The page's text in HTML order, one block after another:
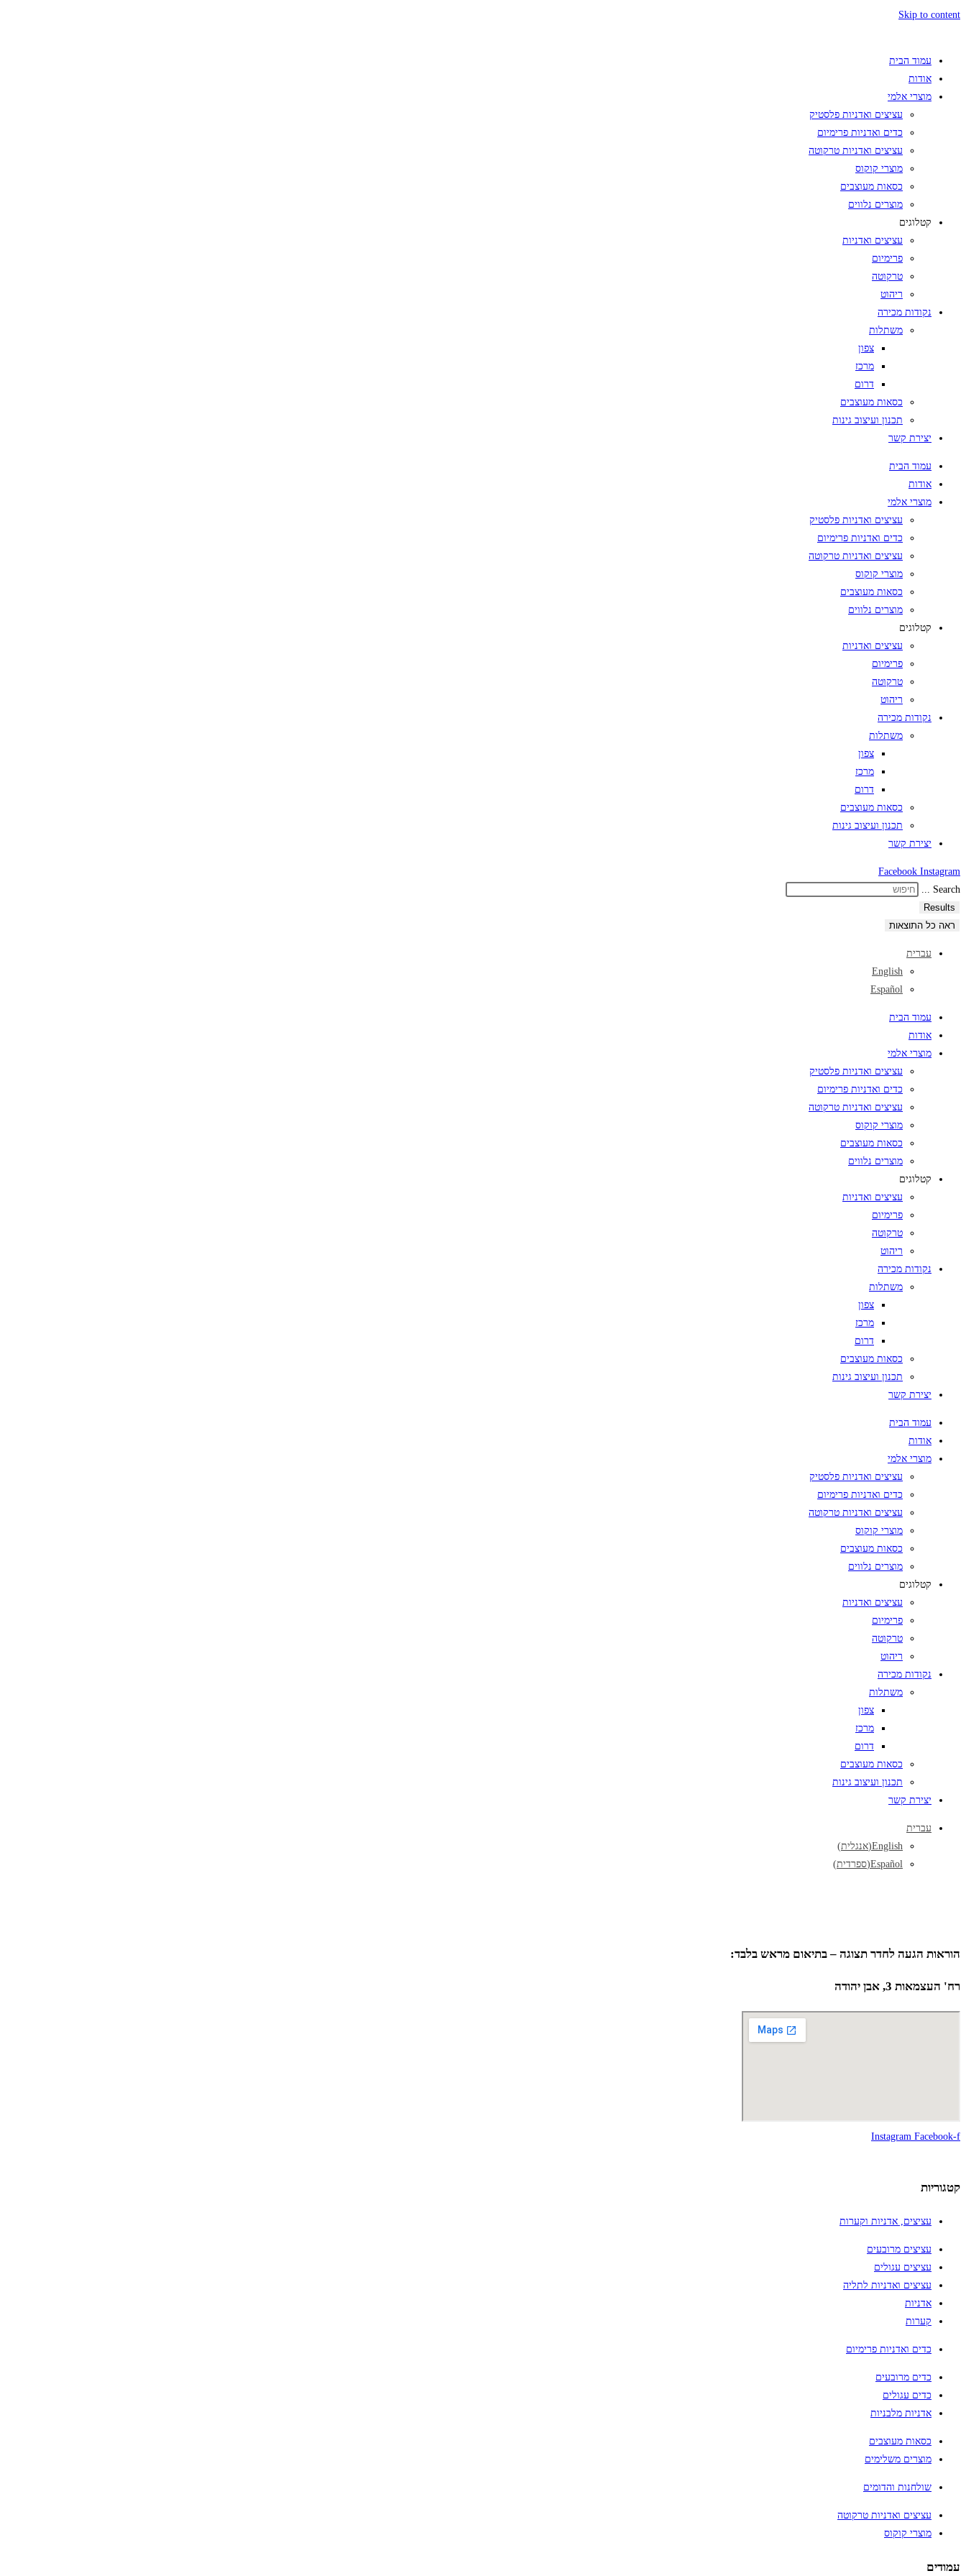
Skip to content
עמוד הבית
אודות
מוצרי אלמי
עציצים ואדניות פלסטיק
כדים ואדניות פרימיום
עציצים ואדניות טרקוטה
מוצרי קוקוס
כסאות מעוצבים
מוצרים נלווים
קטלוגים
עציצים ואדניות
פרימיום
טרקוטה
ריהוט
נקודות מכירה
משתלות
צפון
מרכז
דרום
כסאות מעוצבים
תכנון ועיצוב גינות
יצירת קשר
עמוד הבית
אודות
מוצרי אלמי
עציצים ואדניות פלסטיק
כדים ואדניות פרימיום
עציצים ואדניות טרקוטה
מוצרי קוקוס
כסאות מעוצבים
מוצרים נלווים
קטלוגים
עציצים ואדניות
פרימיום
טרקוטה
ריהוט
נקודות מכירה
משתלות
צפון
מרכז
דרום
כסאות מעוצבים
תכנון ועיצוב גינות
יצירת קשר
Facebook Instagram
Search ...
Results
ראה כל התוצאות
עברית
English
Español
עמוד הבית
אודות
מוצרי אלמי
עציצים ואדניות פלסטיק
כדים ואדניות פרימיום
עציצים ואדניות טרקוטה
מוצרי קוקוס
כסאות מעוצבים
מוצרים נלווים
קטלוגים
עציצים ואדניות
פרימיום
טרקוטה
ריהוט
נקודות מכירה
משתלות
צפון
מרכז
דרום
כסאות מעוצבים
תכנון ועיצוב גינות
יצירת קשר
עמוד הבית
אודות
מוצרי אלמי
עציצים ואדניות פלסטיק
כדים ואדניות פרימיום
עציצים ואדניות טרקוטה
מוצרי קוקוס
כסאות מעוצבים
מוצרים נלווים
קטלוגים
עציצים ואדניות
פרימיום
טרקוטה
ריהוט
נקודות מכירה
משתלות
צפון
מרכז
דרום
כסאות מעוצבים
תכנון ועיצוב גינות
יצירת קשר
עברית
English
(אנגלית)
Español
(ספרדית)
הוראות הגעה לחדר תצוגה – בתיאום מראש בלבד:
רח' העצמאות 3, אבן יהודה
Instagram Facebook-f
קטגוריות
עציצים, אדניות וקערות
עציצים מרובעים
עציצים עגולים
עציצים ואדניות לתליה
אדניות
קערות
כדים ואדניות פרימיום
כדים מרובעים
כדים עגולים
אדניות מלבניות
כסאות מעוצבים
מוצרים משלימים
שולחנות והדומים
עציצים ואדניות טרקוטה
מוצרי קוקוס
עמודים